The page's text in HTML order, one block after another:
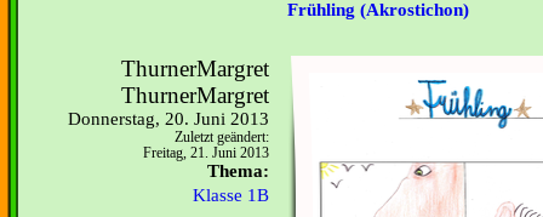
Frühling (Akrostichon)
ThurnerMargret
ThurnerMargret
Donnerstag, 20. Juni 2013
Zuletzt geändert:
Freitag, 21. Juni 2013
Thema:
Klasse 1B